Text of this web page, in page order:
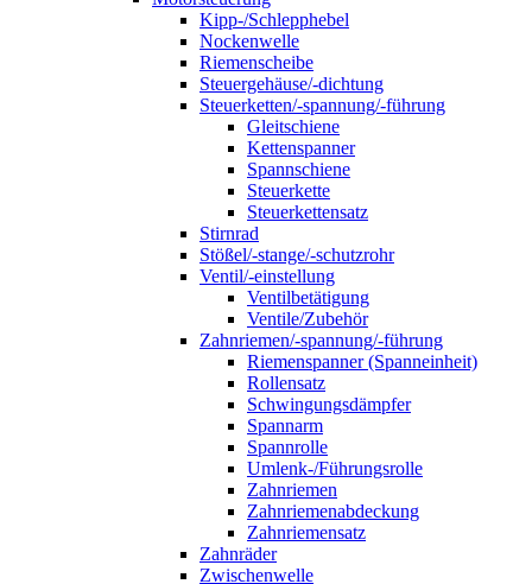
Kipp-/Schlepphebel
Nockenwelle
Riemenscheibe
Steuergehäuse/-dichtung
Steuerketten/-spannung/-führung
Gleitschiene
Kettenspanner
Spannschiene
Steuerkette
Steuerkettensatz
Stirnrad
Stößel/-stange/-schutzrohr
Ventil/-einstellung
Ventilbetätigung
Ventile/Zubehör
Zahnriemen/-spannung/-führung
Riemenspanner (Spanneinheit)
Rollensatz
Schwingungsdämpfer
Spannarm
Spannrolle
Umlenk-/Führungsrolle
Zahnriemen
Zahnriemenabdeckung
Zahnriemensatz
Zahnräder
Zwischenwelle